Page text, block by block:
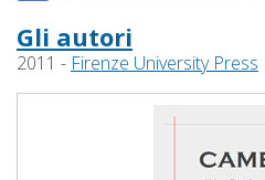
Gli autori
2011 - Firenze University Press